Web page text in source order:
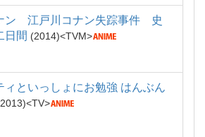
ン 江戸川コナン失踪事件 史
日間
2014
TVM
ィといっしょにお勉強 はんぶん
2013
TV